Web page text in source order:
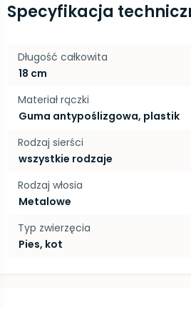
Specyfikacja
Długość całkowita
18 cm
Materiał rączki
Guma antypoślizgowa, plastik
Rodzaj sierści
wszystkie rodzaje
Rodzaj włosia
Metalowe
Typ zwierzęcia
Pies, kot